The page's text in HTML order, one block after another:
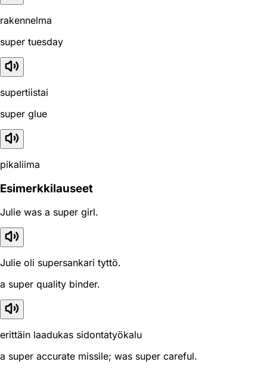
rakennelma
super tuesday
supertiistai
super glue
pikaliima
Esimerkkilauseet
Julie was a super girl.
Julie oli supersankari tyttö.
a super quality binder.
erittäin laadukas sidontatyökalu
a super accurate missile; was super careful.